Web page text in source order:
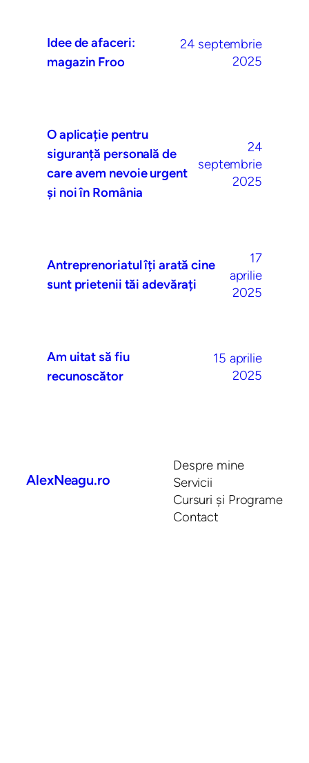
Idee de afaceri:
magazin Froo
24 septembrie
2025
O aplicație pentru
siguranță personală de
care avem nevoie urgent
și noi în România
24
septembrie
2025
Antreprenoriatul îți arată cine
sunt prietenii tăi adevărați
17
aprilie
2025
Am uitat să fiu
recunoscător
15 aprilie
2025
AlexNeagu.ro
Despre mine
Servicii
Cursuri și Programe
Contact